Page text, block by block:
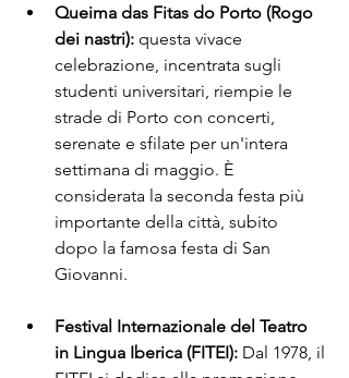
Queima das Fitas do Porto (Rogo
dei nastri): questa vivace
celebrazione, incentrata sugli
studenti universitari, riempie le
strade di Porto con concerti,
serenate e sfilate per un'intera
settimana di maggio. È
considerata la seconda festa più
importante della città, subito
dopo la famosa festa di San
Giovanni.
Festival Internazionale del Teatro
in Lingua Iberica (FITEI): Dal 1978, il